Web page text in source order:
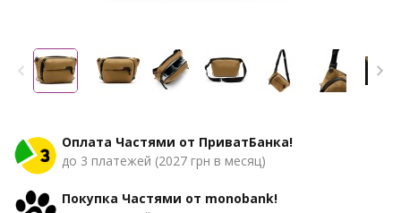
Оплата Частями от ПриватБанка!
до 3 платежей (2027 грн в месяц)
Покупка Частями от monobank!